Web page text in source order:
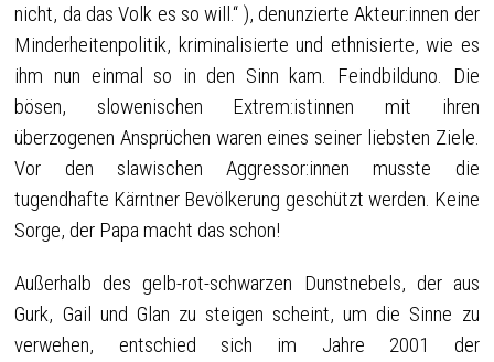
nicht, da das Volk es so will.“ ), denunzierte Akteur:innen der
Minderheitenpolitik, kriminalisierte und ethnisierte, wie es
ihm nun einmal so in den Sinn kam. Feindbilduno. Die
bösen, slowenischen Extrem:istinnen mit ihren
überzogenen Ansprüchen waren eines seiner liebsten Ziele.
Vor den slawischen Aggressor:innen musste die
tugendhafte Kärntner Bevölkerung geschützt werden. Keine
Sorge, der Papa macht das schon!
Außerhalb des gelb-rot-schwarzen Dunstnebels, der aus
Gurk, Gail und Glan zu steigen scheint, um die Sinne zu
verwehen, entschied sich im Jahre 2001 der